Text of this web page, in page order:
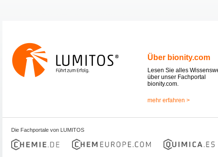
Über bionity.com
Lesen Sie alles
über unser Fachportal
bionity.com.
mehr erfahren >
Die Fachportale von LUMITOS